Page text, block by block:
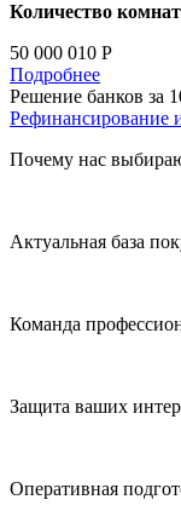
Количество
50 000 010 Р
Подробнее
Решение банков за
Рефинансирование
Почему нас
Актуальная база
Команда
Защита ваших
Оперативная